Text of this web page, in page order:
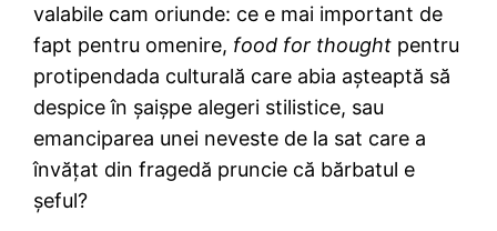
valabile cam oriunde: ce e mai important de
fapt pentru omenire, food for thought pentru
protipendada culturală care abia aşteaptă să
despice în şaişpe alegeri stilistice, sau
emanciparea unei neveste de la sat care a
învăţat din fragedă pruncie că bărbatul e
şeful?